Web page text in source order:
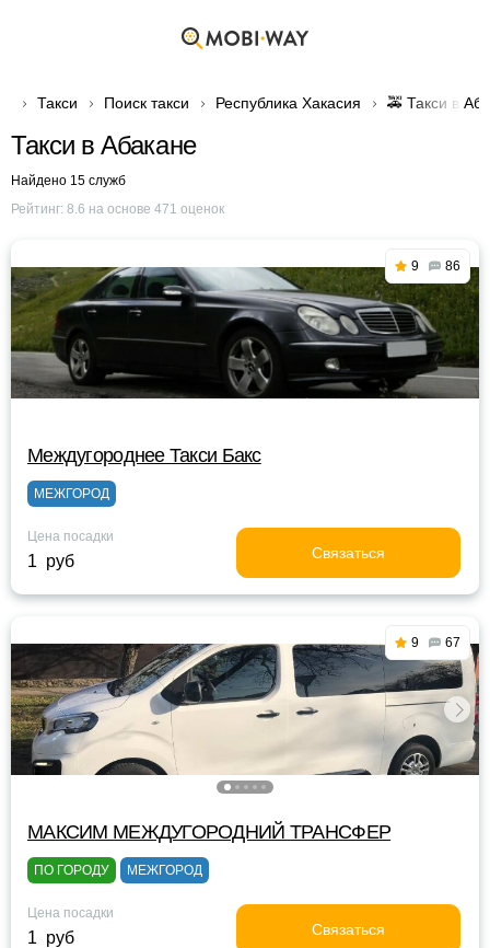
Такси Поиск такси Республика Хакасия 🚕 Такси в
Такси в Абакане
Найдено 15 служб
Рейтинг: 8.6 на основе 471 оценок
9 86
Междугороднее Такси Бакс
МЕЖГОРОД
Цена посадки
1 руб Связаться
9 67
МАКСИМ МЕЖДУГОРОДНИЙ ТРАНСФЕР
ПО ГОРОДУ МЕЖГОРОД
Цена посадки
1 руб Связаться